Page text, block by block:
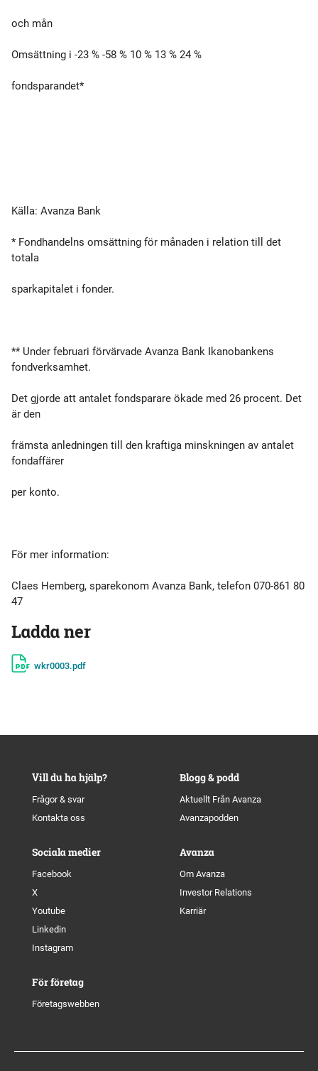
och mån
Omsättning i -23 % -58 % 10 % 13 % 24 %
fondsparandet*
Källa: Avanza Bank
* Fondhandelns omsättning för månaden i relation till det
totala
sparkapitalet i fonder.
** Under februari förvärvade Avanza Bank Ikanobankens
fondverksamhet.
Det gjorde att antalet fondsparare ökade med 26 procent. Det
är den
främsta anledningen till den kraftiga minskningen av antalet
fondaffärer
per konto.
För mer information:
Claes Hemberg, sparekonom Avanza Bank, telefon 070-861 80
47
Ladda ner
wkr0003.pdf
Vill du ha hjälp?
Frågor & svar
Kontakta oss
Blogg & podd
Aktuellt Från Avanza
Avanzapodden
Sociala medier
Facebook
X
Youtube
Linkedin
Instagram
Avanza
Om Avanza
Investor Relations
Karriär
För företag
Företagswebben